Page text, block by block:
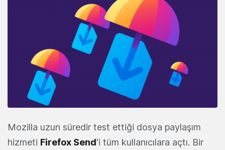
Mozilla uzun süredir test ettiği dosya paylaşım
hizmeti Firefox Send'i tüm kullanıcılara açtı. Bir